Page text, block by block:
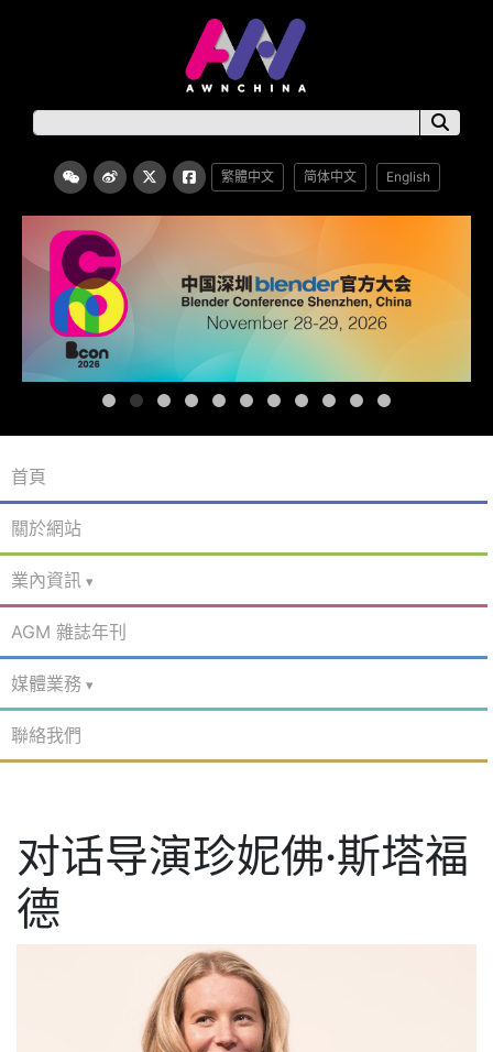
繁體中文 简体中文 English
首頁
關於網站
業內資訊
AGM 雜誌年刊
媒體業務
聯絡我們
对话导演珍妮佛·斯塔福
德